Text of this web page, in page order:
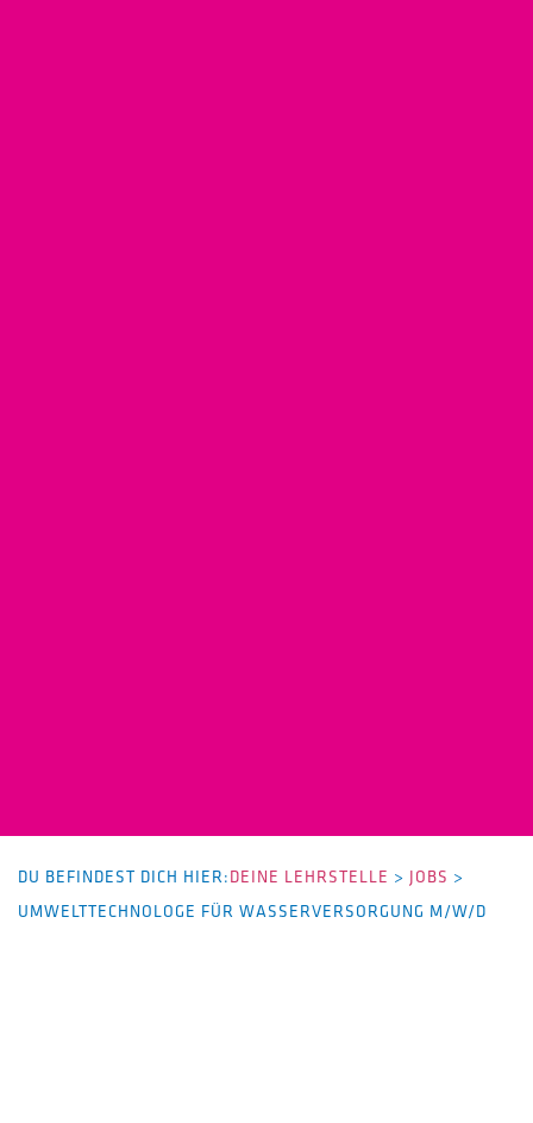
DU BEFINDEST DICH HIER:DEINE LEHRSTELLE > JOBS >
UMWELTTECHNOLOGE FÜR WASSERVERSORGUNG M/W/D